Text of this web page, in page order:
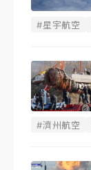
#星宇航空
#濟州航空